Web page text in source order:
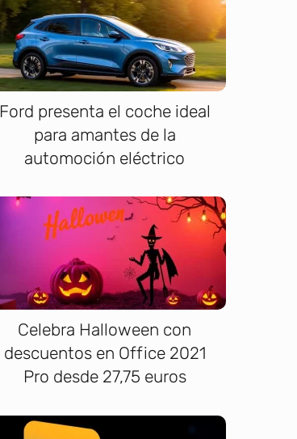
Ford presenta el coche ideal
para amantes de la
automoción eléctrico
Celebra Halloween con
descuentos en Office 2021
Pro desde 27,75 euros